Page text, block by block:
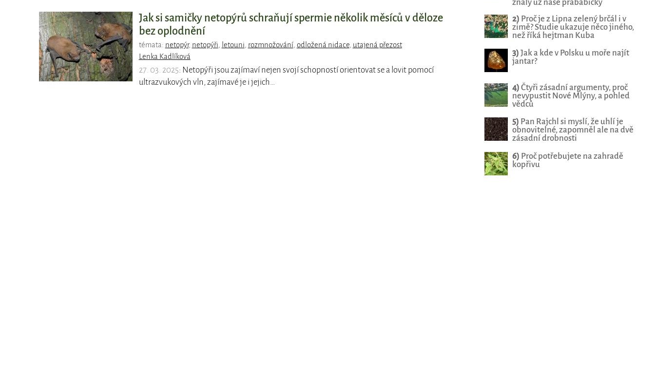
Jak si samičky netopýrů schraňují spermie několik měsíců v děloze
bez oplodnění
témata: netopýr, netopýři letouni rozmnožování, odložená nidace, utajená přezost
Lenka Kadlíková
27. 03. 2025: Netopýři jsou zajímaví nejen svojí schopností orientovat se a lovit pomocí
ultrazvukových vln, zajímavé je i jejich…
znaly už naše prababičky
2) Proč je z Lipna zelený brčál i v
zimě? Studie ukazuje něco jiného,
než říká hejtman Kuba
3) Jak a kde v Polsku u moře najít
jantar?
4) Čtyři zásadní argumenty, proč
nevypustit Nové Mlýny, a pohled
vědců
5) Pan Rajchl si myslí, že uhlí je
obnovitelné, zapomněl ale na dvě
zásadní drobnosti
6) Proč potřebujete na zahradě
kopřivu